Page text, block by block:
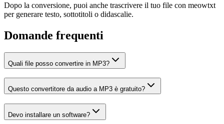
Dopo la conversione, puoi anche trascrivere il tuo file con meowtxt
per generare testo, sottotitoli o didascalie.
Domande frequenti
Quali file posso convertire in MP3?
Questo convertitore da audio a MP3 è gratuito?
Devo installare un software?